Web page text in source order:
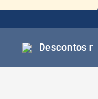
Descontos